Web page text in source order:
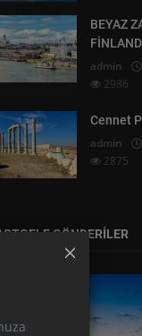
BEYAZ
admin
2986
Cennet
admin
2875
GÖNDERILER